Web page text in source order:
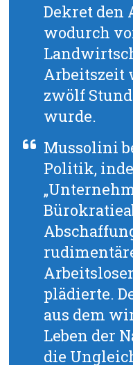
Dekret den
wodurch
Arbeitszeit
zwölf
wurde.
Mussolini
Politik,
plädierte.
aus dem
Leben der
die